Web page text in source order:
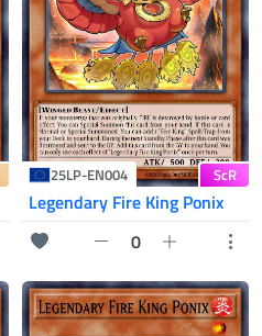
25LP-EN004 ScR
Legendary Fire King Ponix
0